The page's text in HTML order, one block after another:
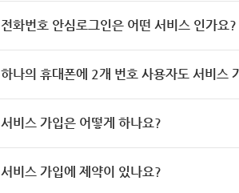
전화번호 안심로그인은 어떤 서비스 인가요?
하나의 휴대폰에 2개 번호 사용자도 서비스
서비스 가입은 어떻게 하나요?
서비스 가입에 제약이 있나요?